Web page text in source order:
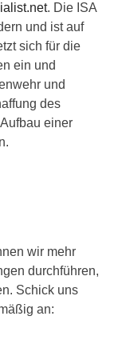
. Die ISA
und ist auf
sich für die
ein und
und
des
einer
wir mehr
durchführen,
Schick uns
an: